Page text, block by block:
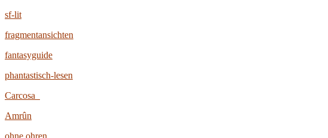
sf-lit
fragmentansichten
fantasyguide
phantastisch-lesen
Carcosa
Amrûn
ohne ohren